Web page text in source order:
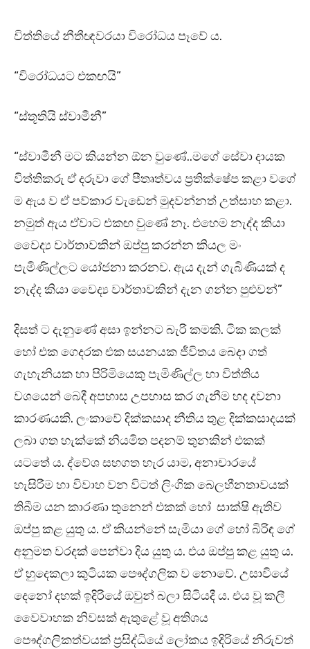
විත්තියේ නීතීඥවරයා විරෝධය පෑවේ ය.
“විරෝධයට එකඟයි”
“ස්තූතියි ස්වාමීනී”
“ස්වාමීනී මට කියන්න ඕන වුණේ..මගේ සේවා දායක
විත්තිකරු ඒ දරුවා ගේ පීතෘත්වය ප්‍රතික්ෂේප කළා වගේ
ම ඇය ව ඒ පව්කාර වැඩෙන් මුදවන්නත් උත්සාහ කළා.
නමුත් ඇය ඒවාට එකඟ වුණේ නෑ. එහෙම නැද්ද කියා
වෛද්‍ය වාර්තාවකින් ඔප්පු කරන්න කියල මං
පැමිණිල්ලට යෝජනා කරනව. ඇය දැන් ගැබිණියක් ද
නැද්ද කියා වෛද්‍ය වාර්තාවකින් දැන ගන්න පුළුවන්”
දිසත් ට දැනුණේ අසා ඉන්නට බැරි කමකි. ටික කලක්
හෝ එක ගෙදරක එක සයනයක ජීවිතය බෙදා ගත්
ගැහැනියක හා පිරිමියෙකු පැමිණිල්ල හා විත්තිය
වශයෙන් බෙදී අපහාස උපහාස කර ගැනීම හද දවනා
කාරණයකි. ලංකාවේ දික්කසාද නීතිය තුළ දික්කසාදයක්
ලබා ගත හැක්කේ නියමිත පදනම් තුනකින් එකක්
යටතේ ය. ද්වේශ සහගත හැර යාම, අනාචාරයේ
හැසිරීම හා විවාහ වන විටත් ලිංගික බෙලහීනතාවයක්
තිබීම යන කාරණා තුනෙන් එකක් හෝ සාක්ෂි ඇතිව
ඔප්පු කළ යුතු ය. ඒ කියන්නේ සැමියා ගේ හෝ බිරිඳ ගේ
අනුමත වරදක් පෙන්වා දිය යුතු ය. එය ඔප්පු කළ යුතු ය.
ඒ හුදෙකලා කුටියක පෞද්ගලික ව නොවේ. උසාවියේ
දෙනෝ දහක් ඉදිරියේ ඔවුන් බලා සිටියදී ය. එය වූ කලී
වෛවාහක නිවසක් ඇතුළේ වූ අතිශය
පෞද්ගලිකත්වයක් ප්‍රසිද්ධියේ ලෝකය ඉදිරියේ නිරුවත්